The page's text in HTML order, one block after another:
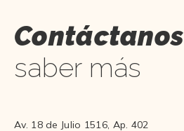
Contáctanos
saber más
Av. 18 de Julio 1516, Ap. 402